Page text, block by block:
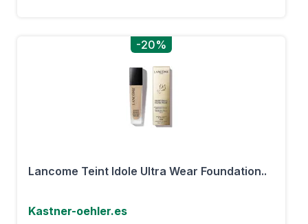
-20%
Lancome Teint Idole Ultra Wear Foundation..
Kastner-oehler.es